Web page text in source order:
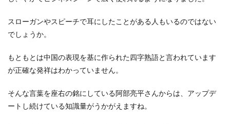
スローガンやスピーチで耳にしたことがある人もいるのではない
でしょうか。
もともとは中国の表現を基に作られた四字熟語と言われています
が正確な発祥はわかっていません。
そんな言葉を座右の銘にしている阿部亮平さんからは、アップデ
ートし続けている知識量がうかがえますね。